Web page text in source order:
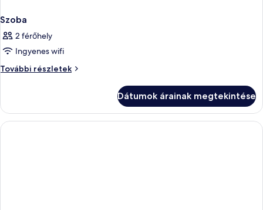
Szoba
2 férőhely
Ingyenes wifi
További részletek
Szoba
Dátumok árainak megtekintése